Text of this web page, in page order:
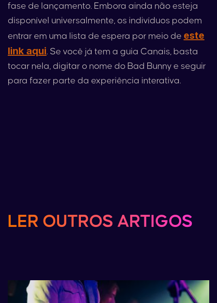
fase de lançamento. Embora ainda não esteja
disponível universalmente, os indivíduos podem
entrar em uma lista de espera por meio de este
link aqui. Se você já tem a guia Canais, basta
tocar nela, digitar o nome do Bad Bunny e seguir
para fazer parte da experiência interativa.
LER OUTROS ARTIGOS